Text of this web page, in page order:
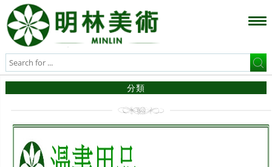
分類